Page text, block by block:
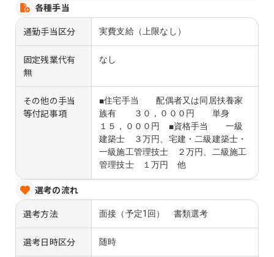
各種手当
通勤手当区分
実費支給（上限なし）
固定残業代有
無
なし
その他の手当
等付記事項
■住宅手当 配偶者又は同居扶養家
族有 ３０，０００円 単身
１５，０００円 ■資格手当 一級
建築士 ３万円、宅建・二級建築士・
一級施工管理技士 ２万円、二級施工
管理技士 １万円 他
選考の流れ
選考方法
面接（予定1回） 書類選考
選考日時区分 随時